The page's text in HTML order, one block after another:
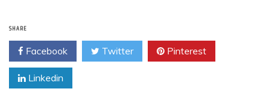
SHARE
Facebook Twitter Pinterest
Linkedin